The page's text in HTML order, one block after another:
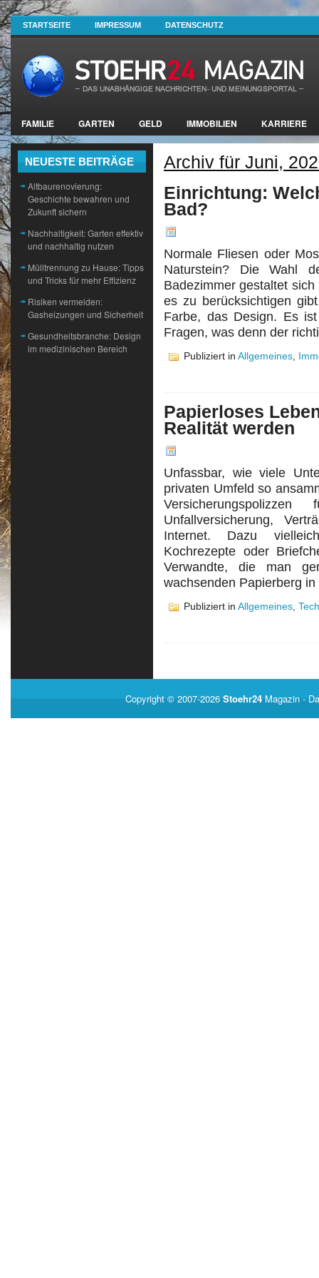
STARTSEITE IMPRESSUM DATENSCHUTZ
FAMILIE GARTEN GELD IMMOBILIEN KARRIERE
NEUESTE BEITRÄGE
Altbaurenovierung:
Geschichte bewahren und
Zukunft sichern
Nachhaltigkeit: Garten effektiv
und nachhaltig nutzen
Mülltrennung zu Hause: Tipps
und Tricks für mehr Effizienz
Risiken vermeiden:
Gasheizungen und Sicherheit
Gesundheitsbranche: Design
im medizinischen Bereich
Archiv für Juni,
Einrichtung:
Bad?
Normale Fliesen oder
Naturstein? Die Wahl
Badezimmer gestaltet
es zu berücksichtigen
Farbe, das Design. Es
Fragen, was denn der
Publiziert in Allgemeines
Papierloses
Realität werden
Unfassbar, wie viele
privaten Umfeld so
Unfallversicherung,
Internet. Dazu
Kochrezepte oder
Verwandte, die man
wachsenden Papierberg
Publiziert in Allgemeines,
Copyright © 2007-2026 Stoehr24 Magazin -